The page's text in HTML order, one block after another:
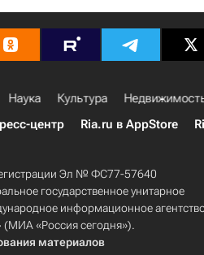
Наука Культура
центр Ria.ru в AppStore
Эл № ФС77-57640
государственное унитарное
информационное
(МИА «Россия сегодня»).
материалов